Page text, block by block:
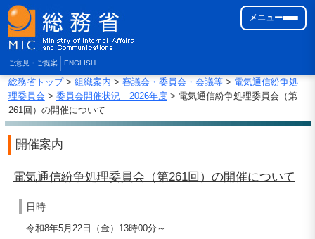
ご意見・ご提案 ENGLISH
メニュー
総務省トップ> 組織案内 > 審議会・委員会・会議等> 電気通信紛争処
理委員会 > 委員会開催状況 2026年度> 電気通信紛争処理委員会（第
261回）の開催について
開催案内
電気通信紛争処理委員会（第261回）の開催について
日時
令和8年5月22日（金）13時00分～